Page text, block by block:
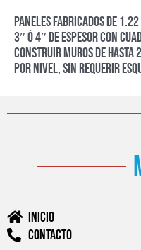
Paneles fabricados de
3″ ó 4″ de espesor con
construir muros de hasta
por nivel, sin requerir
Inicio
Contacto